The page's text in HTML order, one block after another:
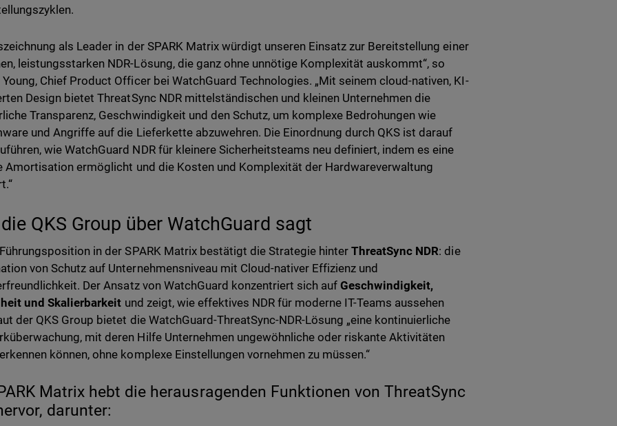
als Leader in der SPARK Matrix würdigt unseren Einsatz zur Bereitstellung einer
leistungsstarken NDR-Lösung, die ganz ohne unnötige Komplexität auskommt“, so
Chief Product Officer bei WatchGuard Technologies. „Mit seinem cloud-nativen, KI-
Design bietet ThreatSync NDR mittelständischen und kleinen Unternehmen die
Transparenz, Geschwindigkeit und den Schutz, um komplexe Bedrohungen wie
und Angriffe auf die Lieferkette abzuwehren. Die Einordnung durch QKS ist darauf
wie WatchGuard NDR für kleinere Sicherheitsteams neu definiert, indem es eine
Amortisation ermöglicht und die Kosten und Komplexität der Hardwareverwaltung
QKS Group über WatchGuard sagt
in der SPARK Matrix bestätigt die Strategie hinterThreatSync NDR: die
von Schutz auf Unternehmensniveau mit Cloud-nativer Effizienz und
Der Ansatz von WatchGuard konzentriert sich aufGeschwindigkeit,
und Skalierbarkeit und zeigt, wie effektives NDR für moderne IT-Teams aussehen
der QKS Group bietet die WatchGuard-ThreatSync-NDR-Lösung „eine kontinuierliche
mit deren Hilfe Unternehmen ungewöhnliche oder riskante Aktivitäten
können, ohne komplexe Einstellungen vornehmen zu müssen.“
Matrix hebt die herausragenden Funktionen von ThreatSync
darunter: